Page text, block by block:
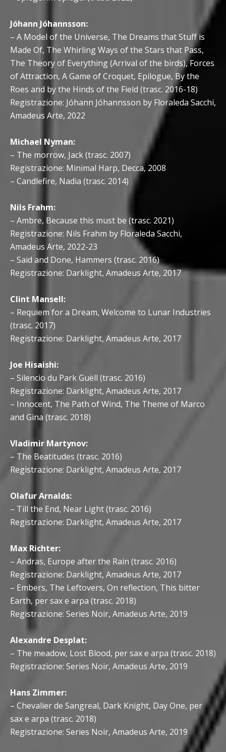
Jóhann Jóhannsson:
– A Model of the Universe, The Dreams that Stuff is
Made Of, The Whirling Ways of the Stars that Pass,
The Theory of Everything (Arrival of the birds), Forces
of Attraction, A Game of Croquet, Epilogue, By the
Roes and by the Hinds of the Field (trasc. 2016-18)
Registrazione: Jóhann Jóhannsson by Floraleda Sacchi,
Amadeus Arte, 2022
Michael Nyman:
– The morrow, Jack (trasc. 2007)
Registrazione: Minimal Harp, Decca, 2008
– Candlefire, Nadia (trasc. 2014)
Nils Frahm:
– Ambre, Because this must be (trasc. 2021)
Registrazione: Nils Frahm by Floraleda Sacchi,
Amadeus Arte, 2022-23
– Said and Done, Hammers (trasc. 2016)
Registrazione: Darklight, Amadeus Arte, 2017
Clint Mansell:
– Requiem for a Dream, Welcome to Lunar Industries
(trasc. 2017)
Registrazione: Darklight, Amadeus Arte, 2017
Joe Hisaishi:
– Silencio du Park Guëll (trasc. 2016)
Registrazione: Darklight, Amadeus Arte, 2017
– Innocent, The Path of Wind, The Theme of Marco
and Gina (trasc. 2018)
Vladimir Martynov:
– The Beatitudes (trasc. 2016)
Registrazione: Darklight, Amadeus Arte, 2017
Olafur Arnalds:
– Till the End, Near Light (trasc. 2016)
Registrazione: Darklight, Amadeus Arte, 2017
Max Richter:
– Andras, Europe after the Rain (trasc. 2016)
Registrazione: Darklight, Amadeus Arte, 2017
– Embers, The Leftovers, On reflection, This bitter
Earth, per sax e arpa (trasc. 2018)
Registrazione: Series Noir, Amadeus Arte, 2019
Alexandre Desplat:
– The meadow, Lost Blood, per sax e arpa (trasc. 2018)
Registrazione: Series Noir, Amadeus Arte, 2019
Hans Zimmer:
– Chevalier de Sangreal, Dark Knight, Day One, per
sax e arpa (trasc. 2018)
Registrazione: Series Noir, Amadeus Arte, 2019